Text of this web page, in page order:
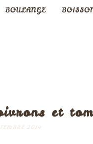
BOULANGE
et
2014